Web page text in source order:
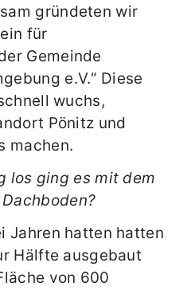
gründeten wir
für
Gemeinde
e.V.“ Diese
wuchs,
Pönitz und
machen.
los ging es mit dem
Jahren hatten hatten
Hälfte ausgebaut
von 600